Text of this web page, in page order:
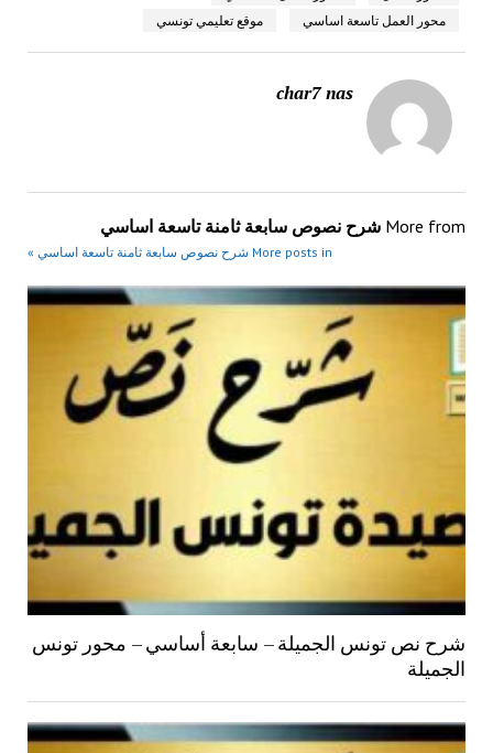
محور العمل تاسعة اساسي
موقع تعليمي تونسي
char7 nas
More from شرح نصوص سابعة ثامنة تاسعة اساسي
More posts in شرح نصوص سابعة ثامنة تاسعة اساسي »
شرح نص تونس الجميلة – سابعة أساسي – محور تونس
الجميلة